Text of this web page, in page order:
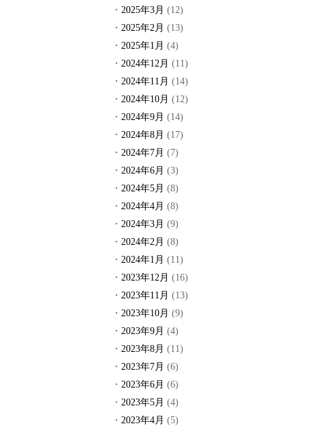
2025年3月 (12)
2025年2月 (13)
2025年1月 (4)
2024年12月 (11)
2024年11月 (14)
2024年10月 (12)
2024年9月 (14)
2024年8月 (17)
2024年7月 (7)
2024年6月 (3)
2024年5月 (8)
2024年4月 (8)
2024年3月 (9)
2024年2月 (8)
2024年1月 (11)
2023年12月 (16)
2023年11月 (13)
2023年10月 (9)
2023年9月 (4)
2023年8月 (11)
2023年7月 (6)
2023年6月 (6)
2023年5月 (4)
2023年4月 (5)